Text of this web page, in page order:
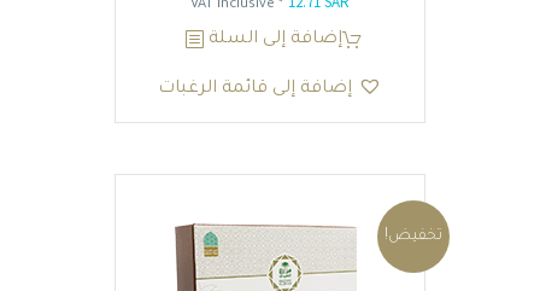
الأصلي
14.95 SAR.
الحالي
12.71 SAR.
* VAT Inclusive
إضافة إلى السلة
إضافة إلى قائمة الرغبات
تخفيض!